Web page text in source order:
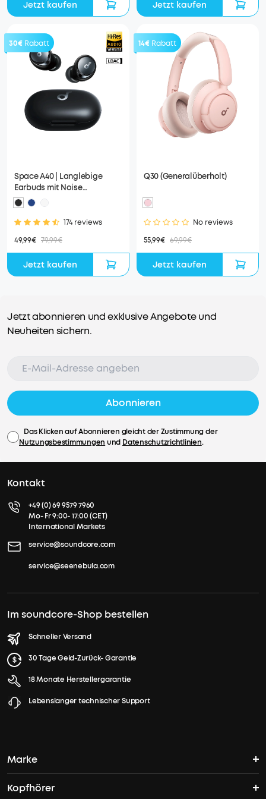
Jetzt kaufen Jetzt kaufen
30€ Rabatt
Space A40 | Langlebige
Earbuds mit Noise
Cancelling
174 reviews
49,99€ 79,99€
Jetzt kaufen
14€ Rabatt
Q30 (Generalüberholt)
No reviews
55,99€ 69,99€
Jetzt kaufen
Jetzt abonnieren und exklusive Angebote und
Neuheiten sichern.
Abonnieren
Das Klicken auf Abonnieren gleicht der Zustimmung der
Nutzungsbestimmungen und Datenschutzrichtlinien.
Kontakt
+49 (0) 69 9579 7960
Mo- Fr 9:00- 17:00 (CET)
International Markets
service@soundcore.com
service@seenebula.com
Im soundcore-Shop bestellen
Schneller Versand
30 Tage Geld-Zurück- Garantie
18 Monate Herstellergarantie
Lebenslanger technischer Support
Marke
soundcores Geschichte
Kopfhörer